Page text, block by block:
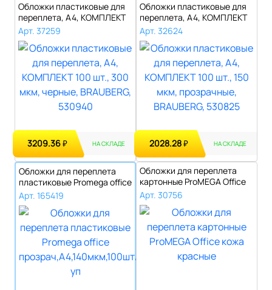
Обложки пластиковые для
переплета, А4, КОМПЛЕКТ
100 шт...
Арт. 37259
3209.36₽ НА СКЛАДЕ
Обложки пластиковые для
переплета, А4, КОМПЛЕКТ
100 шт...
Арт. 32624
2028.28₽ НА СКЛАДЕ
Обложки для переплета
пластиковые Promega office
прозра..
Арт. 165419
Обложки для переплета
картонные ProMEGA Office
кожа кра..
Арт. 30756